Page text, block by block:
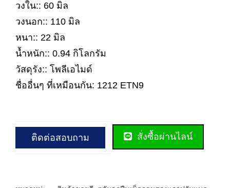
วงใน:: 60 มิล
วงนอก:: 110 มิล
หนา:: 22 มิล
น้ำหนัก:: 0.94 กิโลกรัม
วัสดุรัง:: โพลีเอไมด์
ชื่ออื่นๆ ที่เหมือนกัน: 1212 ETN9
ติดต่อสอบถาม สั่งซื้อผ่านไลน์